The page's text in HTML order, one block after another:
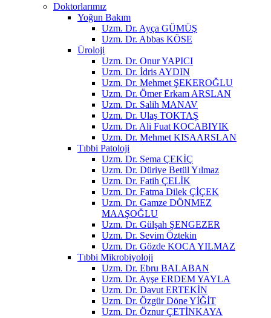
Doktorlarımız
Yoğun Bakım
Uzm. Dr. Ayça GÜMÜŞ
Uzm. Dr. Abbas KÖSE
Üroloji
Uzm. Dr. Onur YAPICI
Uzm. Dr. İdris AYDIN
Uzm. Dr. Mehmet ŞEKEROĞLU
Uzm. Dr. Ömer Erkam ARSLAN
Uzm. Dr. Salih MANAV
Uzm. Dr. Ulaş TOKTAŞ
Uzm. Dr. Ali Fuat KOCABIYIK
Uzm. Dr. Mehmet KISAARSLAN
Tıbbi Patoloji
Uzm. Dr. Sema ÇEKİÇ
Uzm. Dr. Düriye Betül Yılmaz
Uzm. Dr. Fatih ÇELİK
Uzm. Dr. Fatma Dilek ÇİÇEK
Uzm. Dr. Gamze DÖNMEZ
MAAŞOĞLU
Uzm. Dr. Gülşah ŞENGEZER
Uzm. Dr. Sevim Öztekin
Uzm. Dr. Gözde KOCA YILMAZ
Tıbbi Mikrobiyoloji
Uzm. Dr. Ebru BALABAN
Uzm. Dr. Ayşe ERDEM YAYLA
Uzm. Dr. Davut ERTEKİN
Uzm. Dr. Özgür Döne YİĞİT
Uzm. Dr. Öznur ÇETİNKAYA